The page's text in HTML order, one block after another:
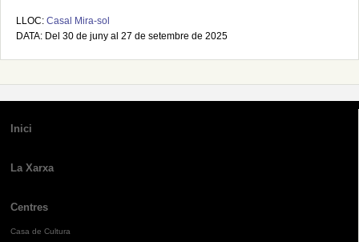
LLOC: Casal Mira-sol
DATA: Del 30 de juny al 27 de setembre de 2025
Inici
La Xarxa
Centres
Casa de Cultura